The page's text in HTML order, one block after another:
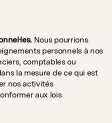
Nous pourrions
personnels à nos
comptables ou
la mesure de ce qui est
nos activités
aux lois